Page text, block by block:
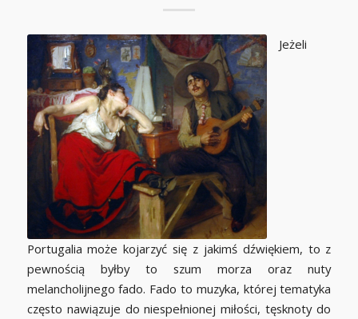
Jeżeli
Portugalia może kojarzyć się z jakimś dźwiękiem, to z
pewnością byłby to szum morza oraz nuty
melancholijnego fado. Fado to muzyka, której tematyka
często nawiązuje do niespełnionej miłości, tęsknoty do